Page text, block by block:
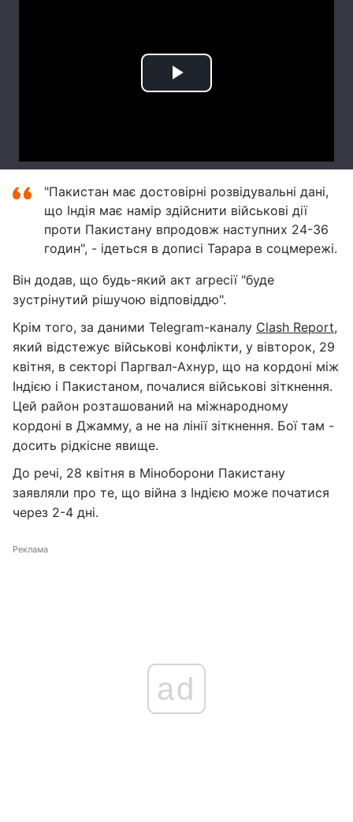
"Пакистан має достовірні розвідувальні дані,
що Індія має намір здійснити військові дії
проти Пакистану впродовж наступних 24-36
годин", - ідеться в дописі Тарара в соцмережі.
Він додав, що будь-який акт агресії "буде
зустрінутий рішучою відповіддю".
Крім того, за даними Telegram-каналу Clash Report,
який відстежує військові конфлікти, у вівторок, 29
квітня, в секторі Паргвал-Ахнур, що на кордоні між
Індією і Пакистаном, почалися військові зіткнення.
Цей район розташований на міжнародному
кордоні в Джамму, а не на лінії зіткнення. Бої там -
досить рідкісне явище.
До речі, 28 квітня в Міноборони Пакистану
заявляли про те, що війна з Індією може початися
через 2-4 дні.
Реклама
ad